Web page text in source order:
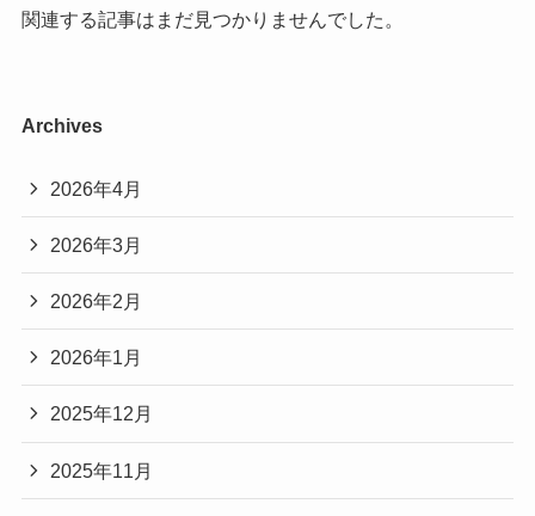
関連する記事はまだ見つかりませんでした。
Archives
2026年4月
2026年3月
2026年2月
2026年1月
2025年12月
2025年11月